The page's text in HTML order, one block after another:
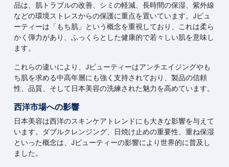
品は、肌トラブルの改善、シミの軽減、長時間の保湿、紫外線
などの環境ストレスからの保護に重点を置いています。Jビュ
ーティーは「もち肌」という概念を重視しており、これは柔ら
かく弾力があり、ふっくらとした健康的で若々しい肌を意味し
ます。
これらの違いにより、Jビューティーはアンチエイジングやも
ち肌を求める中高年層にも強く支持されており、製品の信頼
性、品質、そして日本美容の洗練された魅力を高めています。
西洋市場への影響
日本美容は西洋のスキンケアトレンドにも大きな影響を与えて
います。ダブルクレンジング、日焼け止めの重要性、重ね保湿
といった概念は、Jビューティーの影響により世界的に普及し
ました。